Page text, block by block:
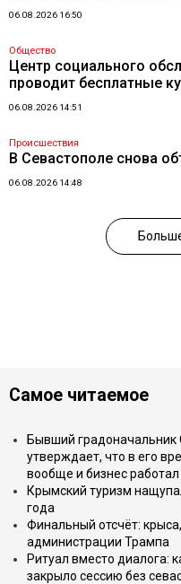
06.08.2026 16:50
Общество
Центр социального
проводит бесплатные
06.08.2026 14:51
Происшествия
В Севастополе снова
06.08.2026 14:48
Самое читаемое
Бывший градоначальник
утверждает, что в его
вообще и бизнес работал
Крымский туризм
года
Финальный отсчёт:
администрации Трампа
Ритуал вместо диалога:
закрыло сессию без